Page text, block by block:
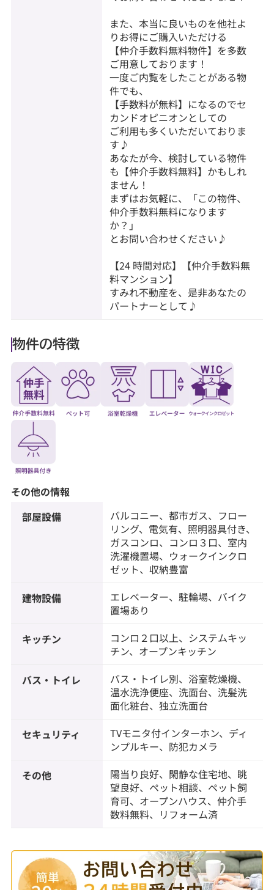
また、本当に良いものを他社よ
りお得にご購入いただける
【仲介手数料無料物件】を多数
ご用意しております！
一度ご内覧をしたことがある物
件でも、
【手数料が無料】になるのでセ
カンドオピニオンとしての
ご利用も多くいただいておりま
す♪
あなたが今、検討している物件
も【仲介手数料無料】かもしれ
ません！
まずはお気軽に、「この物件、
仲介手数料無料になります
か？」
とお問い合わせください♪
【24 時間対応】【仲介手数料無
料マンション】
すみれ不動産を、是非あなたの
パートナーとして♪
物件の特徴
その他の情報
部屋設備
バルコニー、都市ガス、フロー
リング、電気有、照明器具付き、
ガスコンロ、コンロ３口、室内
洗濯機置場、ウォークインクロ
ゼット、収納豊富
建物設備
エレベーター、駐輪場、バイク
置場あり
キッチン
コンロ２口以上、システムキッ
チン、オープンキッチン
バス・トイレ
バス・トイレ別、浴室乾燥機、
温水洗浄便座、洗面台、洗髪洗
面化粧台、独立洗面台
セキュリティ
TVモニタ付インターホン、ディ
ンプルキー、防犯カメラ
その他
陽当り良好、閑静な住宅地、眺
望良好、ペット相談、ペット飼
育可、オープンハウス、仲介手
数料無料、リフォーム済